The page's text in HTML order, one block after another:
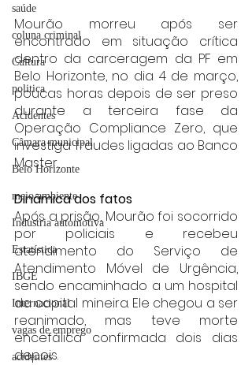
saúde
coluna criminal
Cultura
politica
Acidentes
Câmara municipal
Belo Horizonte
meio ambiente
Industria automotiva
Estatística
IBGE
Internacional
vagas de emprego
acidentes
Mourão morreu após ser
encontrado em situação crítica
dentro da carceragem da PF em
Belo Horizonte, no dia 4 de março,
poucas horas depois de ser preso
durante a terceira fase da
Operação Compliance Zero, que
investiga fraudes ligadas ao Banco
Master.
Dinâmica dos fatos
Após a prisão, Mourão foi socorrido
por policiais e recebeu
atendimento do Serviço de
Atendimento Móvel de Urgência,
sendo encaminhado a um hospital
da capital mineira. Ele chegou a ser
reanimado, mas teve morte
encefálica confirmada dois dias
depois.